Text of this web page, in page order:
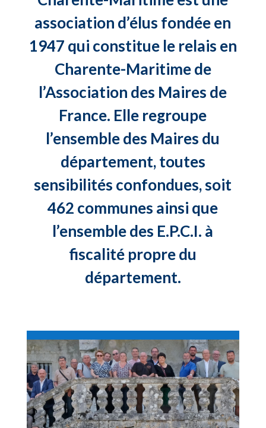
association d’élus fondée en
1947 qui constitue le relais en
Charente-Maritime de
l’Association des Maires de
France. Elle regroupe
l’ensemble des Maires du
département, toutes
sensibilités confondues, soit
462 communes ainsi que
l’ensemble des E.P.C.I. à
fiscalité propre du
département.